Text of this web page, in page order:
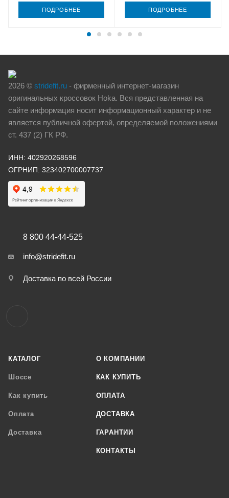
ПОДРОБНЕЕ ПОДРОБНЕЕ
2026 © stridefit.ru - фирменный интернет-магазин
оригинальных кроссовок Hoka. Вся представленная на
сайте информация носит информационный характер и не
является публичной офертой, определяемой положениями
ст. 437 (2) ГК РФ.
ИНН: 402920268596
ОГРНИП: 323402700007737
КАТАЛОГ
Шоссе
Как купить
Оплата
Доставка
О КОМПАНИИ
КАК КУПИТЬ
ОПЛАТА
ДОСТАВКА
ГАРАНТИИ
КОНТАКТЫ
8 800 44-44-525
info@stridefit.ru
Доставка по всей России